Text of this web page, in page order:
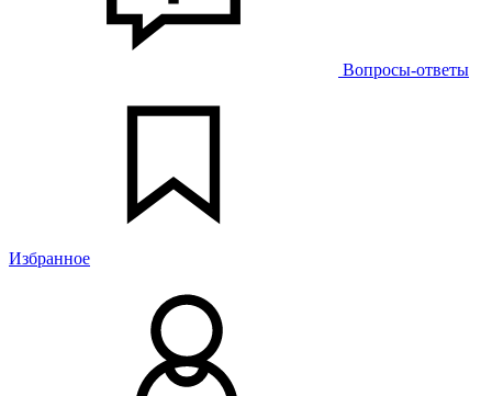
Вопросы-ответы
Избранное